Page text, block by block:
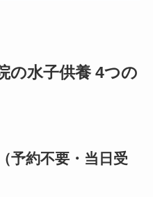
の水子供養 4つの
予約不要・当日受